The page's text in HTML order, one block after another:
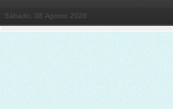
Sábado, 08 Agosto 2026